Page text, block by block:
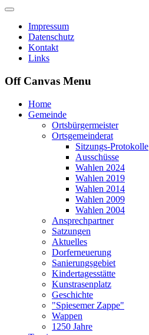
Impressum
Datenschutz
Kontakt
Links
Off Canvas Menu
Home
Gemeinde
Ortsbürgermeister
Ortsgemeinderat
Sitzungs-Protokolle
Ausschüsse
Wahlen 2024
Wahlen 2019
Wahlen 2014
Wahlen 2009
Wahlen 2004
Ansprechpartner
Satzungen
Aktuelles
Dorferneuerung
Sanierungsgebiet
Kindertagesstätte
Kunstrasenplatz
Geschichte
"Spiesemer Zappe"
Wappen
1250 Jahre